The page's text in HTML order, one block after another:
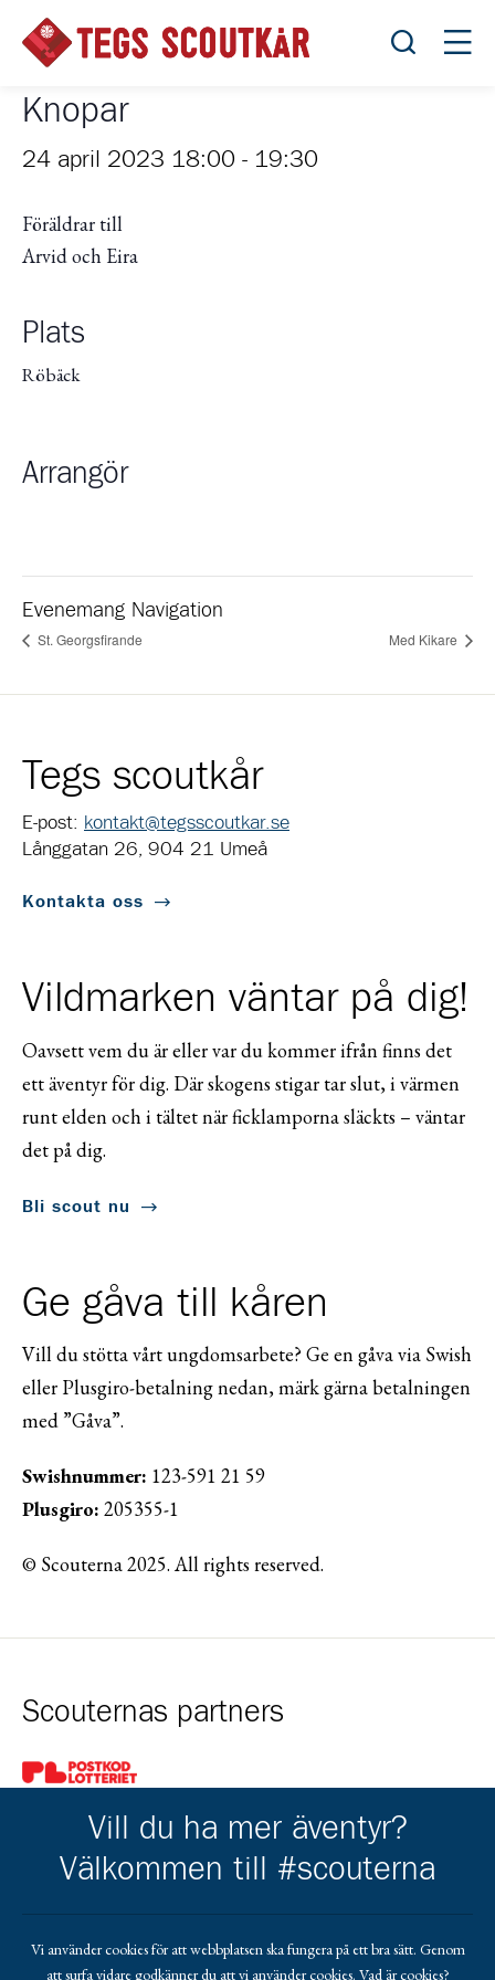
Öppna
Knopar
24 april 2023 18:00 - 19:30
Föräldrar till
Arvid och Eira
Plats
Röbäck
Arrangör
Evenemang Navigation
St. Georgsfirande Med Kikare
Tegs scoutkår
E-post: kontakt@tegsscoutkar.se
Långgatan 26, 904 21 Umeå
Kontakta oss
Vildmarken väntar på dig!
Oavsett vem du är eller var du kommer ifrån finns det
ett äventyr för dig. Där skogens stigar tar slut, i värmen
runt elden och i tältet när ficklamporna släckts – väntar
det på dig.
Bli scout nu
Ge gåva till kåren
Vill du stötta vårt ungdomsarbete? Ge en gåva via Swish
eller Plusgiro-betalning nedan, märk gärna betalningen
med ”Gåva”.
Swishnummer: 123-591 21 59
Plusgiro: 205355-1
© Scouterna 2025. All rights reserved.
Scouternas partners
Gå till pl_50
Kårens partners
Vill du ha mer äventyr?
Välkommen till #scouterna
Vi använder cookies för att webbplatsen ska fungera på ett bra sätt. Genom
att surfa vidare godkänner du att vi använder cookies. Vad är cookies?